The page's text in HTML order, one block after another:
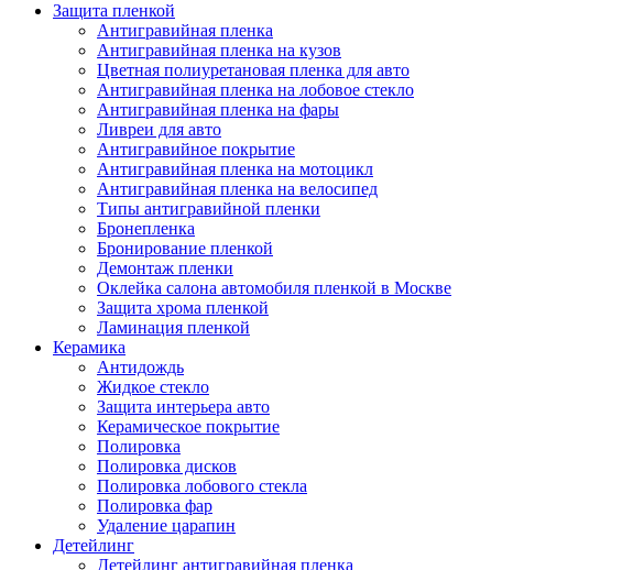
Защита пленкой
Антигравийная пленка
Антигравийная пленка на кузов
Цветная полиуретановая пленка для авто
Антигравийная пленка на лобовое стекло
Антигравийная пленка на фары
Ливреи для авто
Антигравийное покрытие
Антигравийная пленка на мотоцикл
Антигравийная пленка на велосипед
Типы антигравийной пленки
Бронепленка
Бронирование пленкой
Демонтаж пленки
Оклейка салона автомобиля пленкой в Москве
Защита хрома пленкой
Ламинация пленкой
Керамика
Антидождь
Жидкое стекло
Защита интерьера авто
Керамическое покрытие
Полировка
Полировка дисков
Полировка лобового стекла
Полировка фар
Удаление царапин
Детейлинг
Детейлинг антигравийная пленка